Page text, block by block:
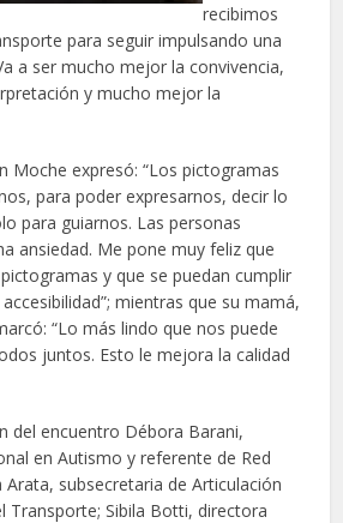
recibimos
para seguir impulsando una
a ser mucho mejor la convivencia,
y mucho mejor la
Moche expresó: “Los pictogramas
para poder expresarnos, decir lo
para guiarnos. Las personas
ansiedad. Me pone muy feliz que
y que se puedan cumplir
mientras que su mamá,
“Lo más lindo que nos puede
juntos. Esto le mejora la calidad
del encuentro Débora Barani,
en Autismo y referente de Red
Arata, subsecretaria de Articulación
Transporte; Sibila Botti, directora